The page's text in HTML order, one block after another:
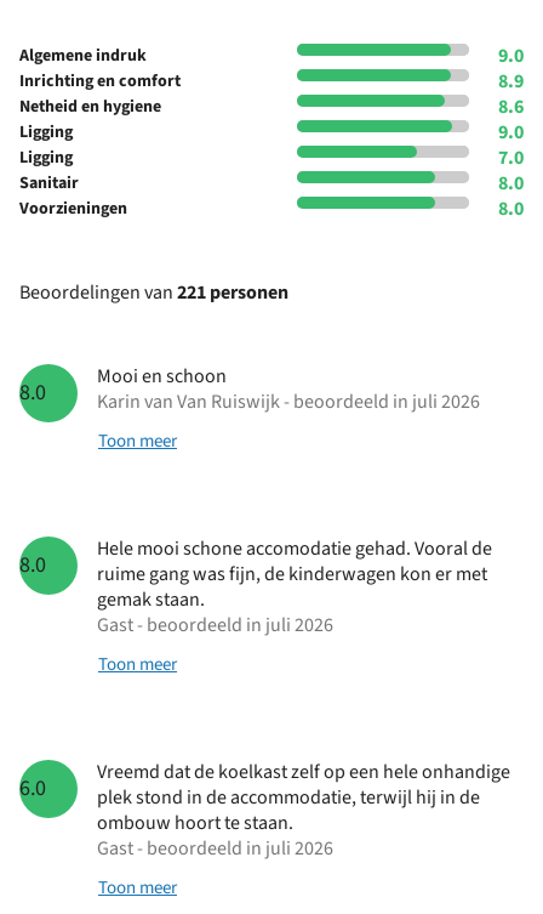
Algemene indruk 9.0
Inrichting en comfort 8.9
Netheid en hygiene 8.6
Ligging 9.0
Ligging 7.0
Sanitair 8.0
Voorzieningen 8.0
Beoordelingen van221 personen
8.0
Mooi en schoon
Karin van Van Ruiswijk - beoordeeld in juli 2026
Toon meer
8.0
Hele mooi schone accomodatie gehad. Vooral de
ruime gang was fijn, de kinderwagen kon er met
gemak staan.
Gast - beoordeeld in juli 2026
Toon meer
6.0
Vreemd dat de koelkast zelf op een hele onhandige
plek stond in de accommodatie, terwijl hij in de
ombouw hoort te staan.
Gast - beoordeeld in juli 2026
Toon meer